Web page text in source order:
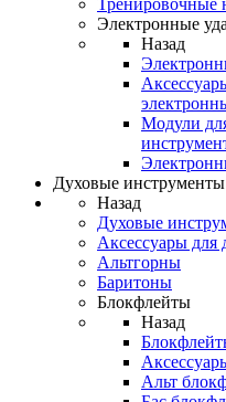
Тренировочные
Электронные
Назад
Модули
Духовые инструменты
Назад
Духовые
Аксессуары для
Альтгорны
Баритоны
Блокфлейты
Назад
Альт